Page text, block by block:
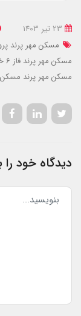
مسکن مهر پرند
مسکن مهر پرند فاز 6
مسکن مهر پرند مسکن
دیدگاه خود را